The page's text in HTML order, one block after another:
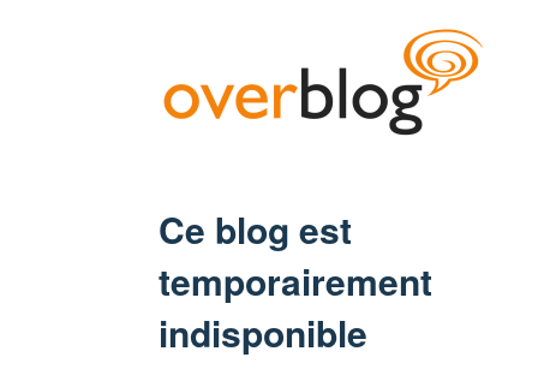
Ce blog est
temporairement
indisponible